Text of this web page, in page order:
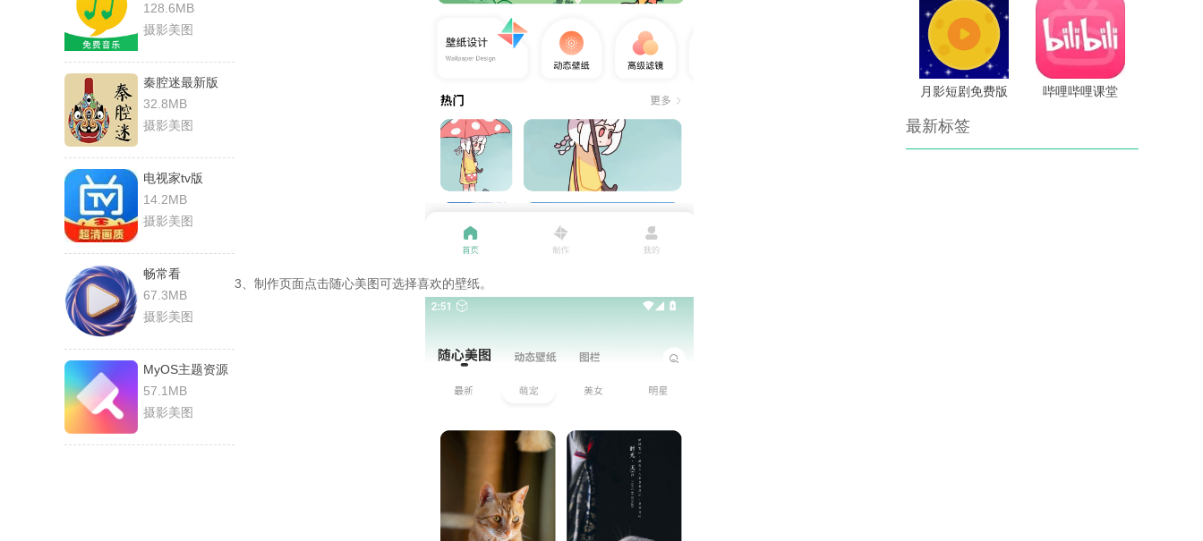
128.6MB
摄影美图
秦腔迷最新版
32.8MB
摄影美图
电视家tv版
14.2MB
摄影美图
畅常看
67.3MB
摄影美图
MyOS主题资源
57.1MB
摄影美图
3、制作页面点击随心美图可选择喜欢的壁纸。
月影短剧免费版 哔哩哔哩课堂
最新标签